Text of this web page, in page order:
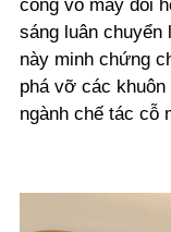
cong vỏ máy đòi
sáng luân
này minh chứng
phá vỡ các
ngành chế tác cỗ